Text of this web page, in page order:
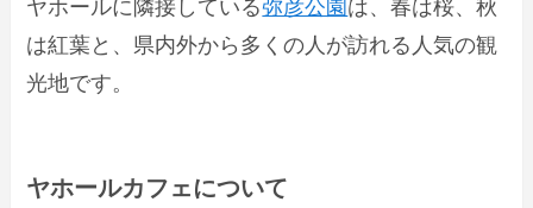
ヤホールに隣接している弥彦公園 は、春は桜、秋
は紅葉と、県内外から多くの人が訪れる人気の観
光地です。
ヤホールカフェについて